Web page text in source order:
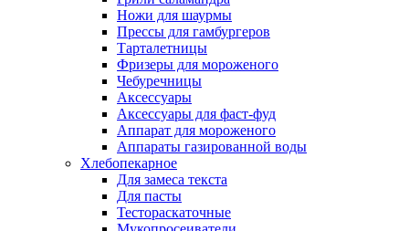
Ножи для шаурмы
Прессы для гамбургеров
Тарталетницы
Фризеры для мороженого
Чебуречницы
Аксессуары
Аксессуары для фаст-фуд
Аппарат для мороженого
Аппараты газированной воды
Хлебопекарное
Для замеса текста
Для пасты
Тестораскаточные